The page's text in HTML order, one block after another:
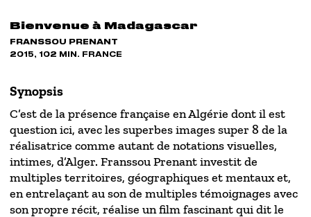
Bienvenue à Madagascar
FRANSSOU PRENANT
2015, 102 MIN. FRANCE
Synopsis
C’est de la présence française en Algérie dont il est
question ici, avec les superbes images super 8 de la
réalisatrice comme autant de notations visuelles,
intimes, d’Alger. Franssou Prenant investit de
multiples territoires, géographiques et mentaux et,
en entrelaçant au son de multiples témoignages avec
son propre récit, réalise un film fascinant qui dit le